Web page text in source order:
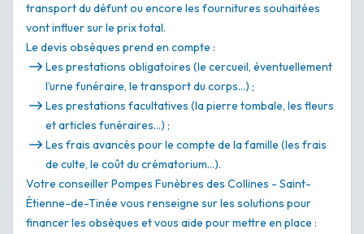
transport du défunt ou encore les fournitures souhaitées
vont influer sur le prix total.
Le devis obsèques prend en compte :
Les prestations obligatoires (le cercueil, éventuellement
l’urne funéraire, le transport du corps…) ;
Les prestations facultatives (la pierre tombale, les fleurs
et articles funéraires…) ;
Les frais avancés pour le compte de la famille (les frais
de culte, le coût du crématorium…).
Votre conseiller Pompes Funèbres des Collines - Saint-
Étienne-de-Tinée vous renseigne sur les solutions pour
financer les obsèques et vous aide pour mettre en place :